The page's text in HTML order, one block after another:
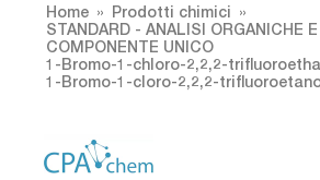
Home
Prodotti chimici
STANDARD - ANALISI ORGANICHE
COMPONENTE UNICO
1-Bromo-1-chloro-2,2,2-
1-Bromo-1-cloro-2,2,2-